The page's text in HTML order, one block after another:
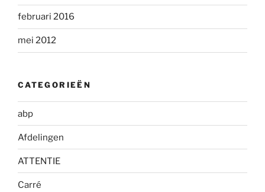
februari 2016
mei 2012
CATEGORIEËN
abp
Afdelingen
ATTENTIE
Carré